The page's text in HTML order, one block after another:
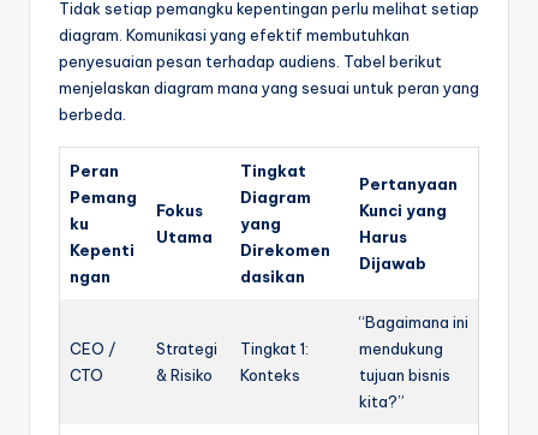
Tidak setiap pemangku kepentingan perlu melihat setiap
diagram. Komunikasi yang efektif membutuhkan
penyesuaian pesan terhadap audiens. Tabel berikut
menjelaskan diagram mana yang sesuai untuk peran yang
berbeda.
Peran
Pemang
ku
Kepenti
ngan
Fokus
Utama
Tingkat
Diagram
yang
Direkomen
dasikan
Pertanyaan
Kunci yang
Harus
Dijawab
CEO /
CTO
Strategi
& Risiko
Tingkat 1:
Konteks
“Bagaimana ini
mendukung
tujuan bisnis
kita?”